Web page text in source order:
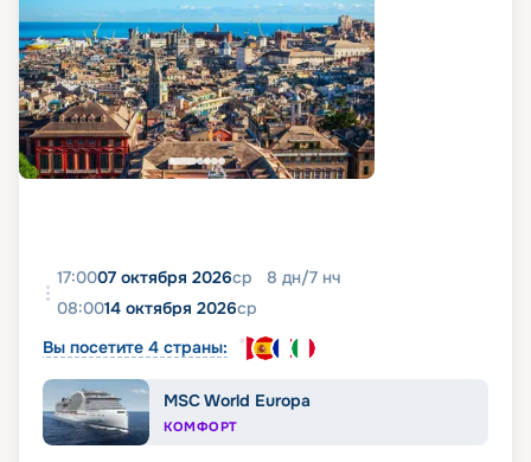
17:0007 октября 2026ср 8 дн/7 нч
08:0014 октября 2026ср
Вы посетите 4 страны:
MSC World Europa
КОМФОРТ